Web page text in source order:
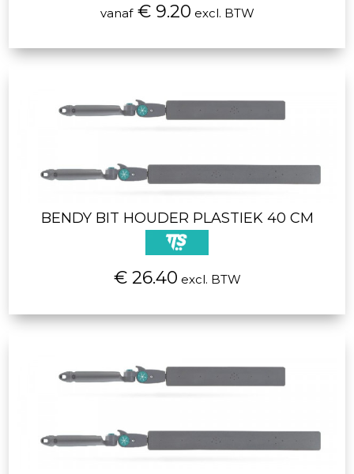
vanaf€ 9.20 excl. BTW
BENDY BIT HOUDER PLASTIEK 40 CM
€ 26.40 excl. BTW